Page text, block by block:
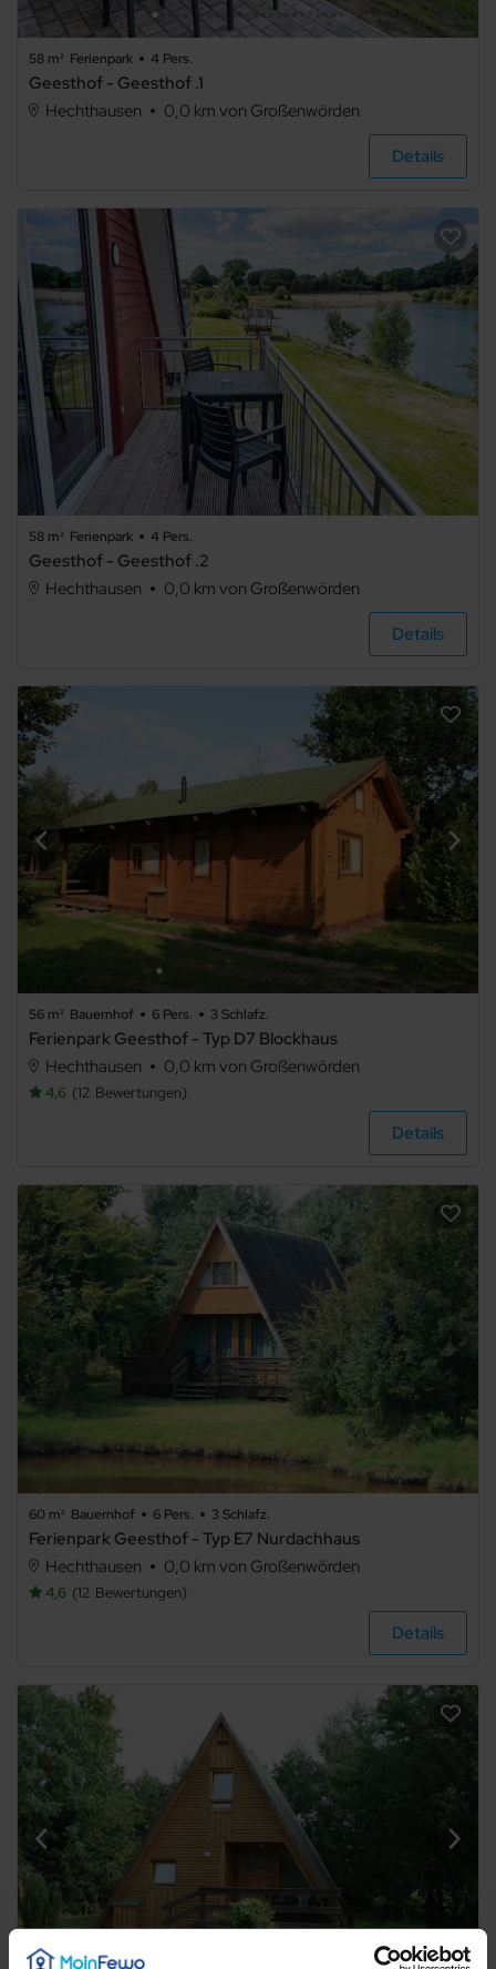
58 m² Ferienpark 4 Pers.
Geesthof - Geesthof .1
Hechthausen
0,0 km von Großenwörden
Details
58 m² Ferienpark 4 Pers.
Geesthof - Geesthof .2
Hechthausen
0,0 km von Großenwörden
Details
56 m² Bauernhof 6 Pers. 3 Schlafz.
Ferienpark Geesthof - Typ D7 Blockhaus
Hechthausen
0,0 km von Großenwörden
4,6 12 Bewertungen
Details
60 m² Bauernhof 6 Pers. 3 Schlafz.
Ferienpark Geesthof - Typ E7 Nurdachhaus
Hechthausen
0,0 km von Großenwörden
4,6 12 Bewertungen
Details